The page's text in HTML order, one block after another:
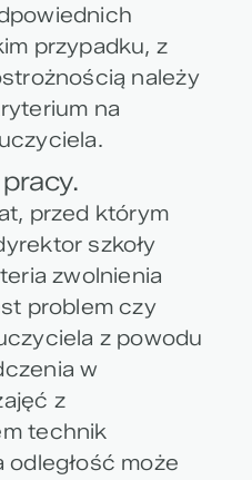
przypadku, z
należy
na
przed którym
szkoły
zwolnienia
problem czy
z powodu
w
z
technik
odległość może